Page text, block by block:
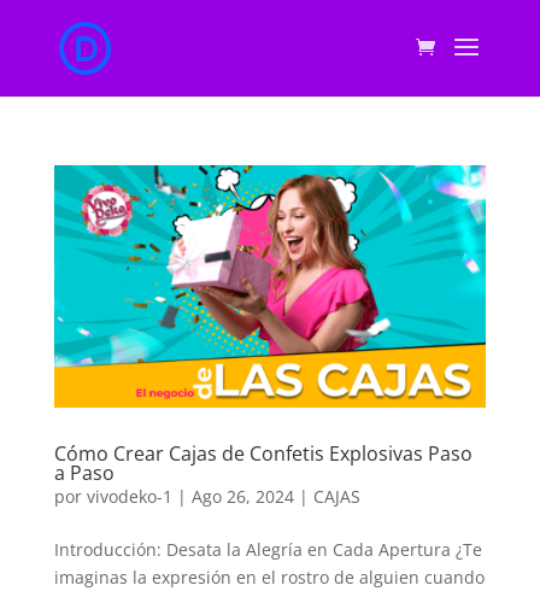
Cómo Crear Cajas de Confetis Explosivas Paso
a Paso
por vivodeko-1 | Ago 26, 2024| CAJAS
Introducción: Desata la Alegría en Cada Apertura ¿Te
imaginas la expresión en el rostro de alguien cuando